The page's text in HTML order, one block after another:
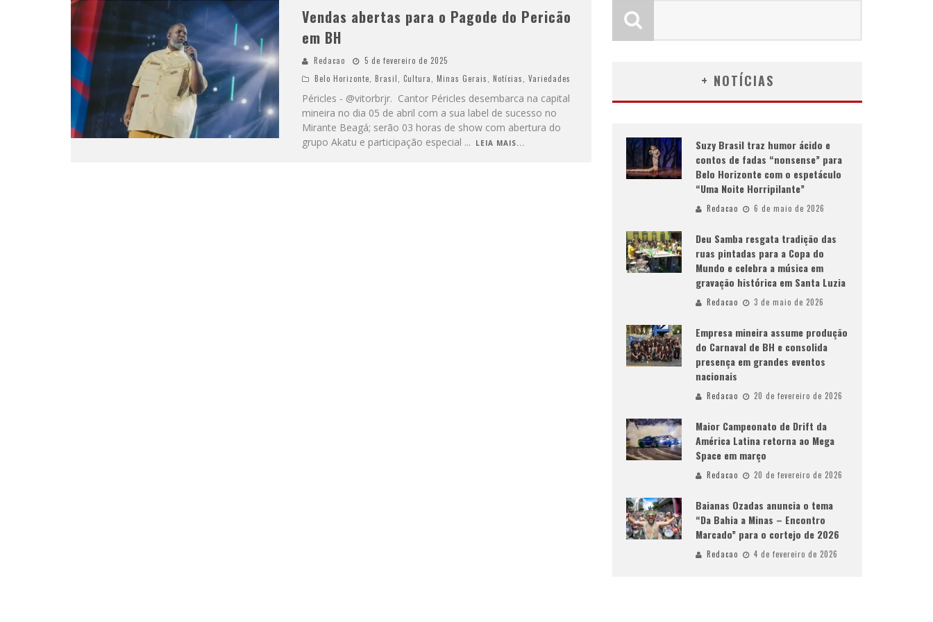
Vendas abertas para o Pagode do Pericão
em BH
Redacao
5 de fevereiro de 2025
Belo Horizonte Brasil Cultura Minas Gerais Notícias Variedades
Péricles - @vitorbrjr. Cantor Péricles desembarca na capital
mineira no dia 05 de abril com a sua label de sucesso no
Mirante Beagá; serão 03 horas de show com abertura do
grupo Akatu e participação especial ... LEIA MAIS...
+ NOTÍCIAS
Suzy Brasil traz humor ácido e
contos de fadas “nonsense” para
Belo Horizonte com o espetáculo
“Uma Noite Horripilante”
Redacao 6 de maio de 2026
Deu Samba resgata tradição das
ruas pintadas para a Copa do
Mundo e celebra a música em
gravação histórica em Santa Luzia
Redacao 3 de maio de 2026
Empresa mineira assume produção
do Carnaval de BH e consolida
presença em grandes eventos
nacionais
Redacao 20 de fevereiro de 2026
Maior Campeonato de Drift da
América Latina retorna ao Mega
Space em março
Redacao 20 de fevereiro de 2026
Baianas Ozadas anuncia o tema
“Da Bahia a Minas – Encontro
Marcado” para o cortejo de 2026
Redacao 4 de fevereiro de 2026